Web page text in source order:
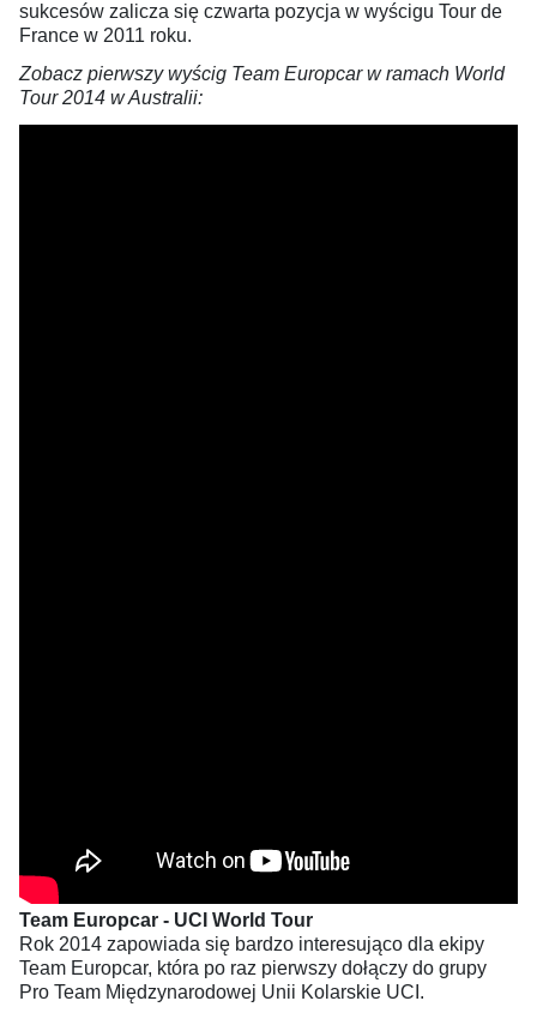
sukcesów zalicza się czwarta pozycja w wyścigu Tour de
France w 2011 roku.
Zobacz pierwszy wyścig Team Europcar w ramach World
Tour 2014 w Australii:
Team Europcar - UCI World Tour
Rok 2014 zapowiada się bardzo interesująco dla ekipy
Team Europcar, która po raz pierwszy dołączy do grupy
Pro Team Międzynarodowej Unii Kolarskie UCI.